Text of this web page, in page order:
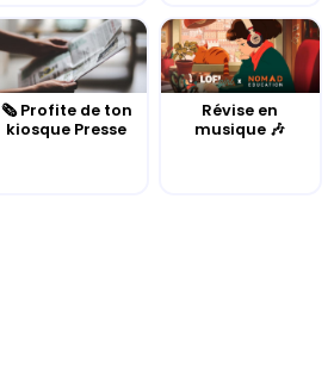
🗞️ Profite de ton
kiosque Presse
Révise en
musique 🎶